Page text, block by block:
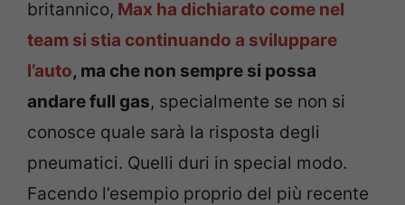
britannico, Max ha dichiarato come nel
team si stia continuando a sviluppare
l’auto, ma che non sempre si possa
andare full gas, specialmente se non si
conosce quale sarà la risposta degli
pneumatici. Quelli duri in special modo.
Facendo l’esempio proprio del più recente